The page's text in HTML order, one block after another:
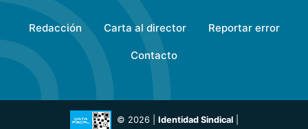
Redacción Carta al director Reportar error
Contacto
© 2026 | Identidad Sindical